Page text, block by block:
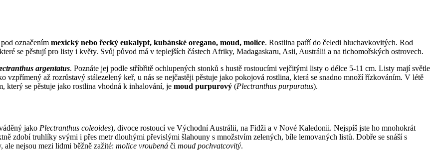
označením mexický nebo řecký eukalypt, kubánské oregano, moud, molice. Rostlina patří do čeledi hluchavkovitých. Rod
se pěstují pro listy i květy. Svůj původ má v teplejších částech Afriky, Madagaskaru, Asii, Austrálii a na tichomořských ostrovech.
argentatus. Poznáte jej podle stříbřitě ochlupených stonků s hustě rostoucími vejčitými listy o délce 5-11 cm. Listy mají světle
vzpřímený až rozrůstavý stálezelený keř, u nás se nejčastěji pěstuje jako pokojová rostlina, která se snadno množí řízkováním. V létě
který se pěstuje jako rostlina vhodná k inhalování, je moud purpurový (Plectranthus purpuratus).
jako Plectranthus coleoides), divoce rostoucí ve Východní Austrálii, na Fidži a v Nové Kaledonii. Nejspíš jste ho mnohokrát
zdobí truhlíky svými i přes metr dlouhými převislými šlahouny s množstvím zelených, bíle lemovaných listů. Dobře se snáší s
nejsou mezi lidmi běžně zažité: molice vroubená či moud pochvatcovitý.